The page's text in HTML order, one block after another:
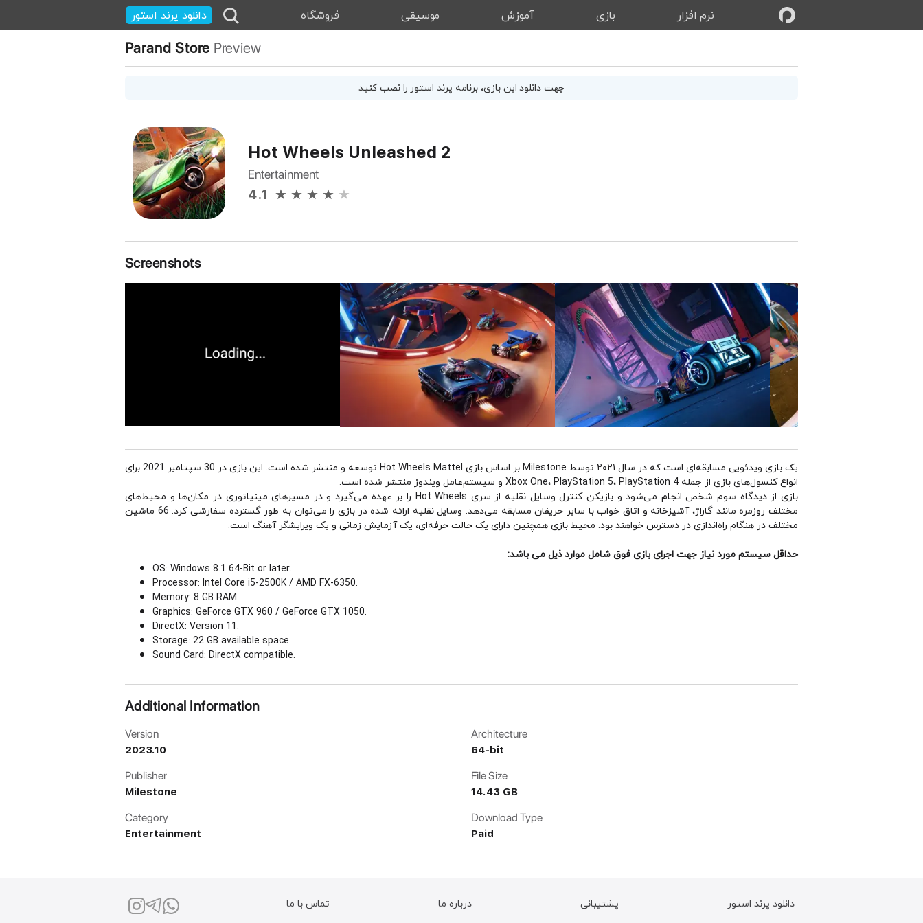
نرم‌ افزار بازی آموزش موسیقی فروشگاه دانلود پرند استور
Parand Store Preview
جهت دانلود اینبازی، برنامه پرند استور را نصب کنید
Hot Wheels Unleashed 2
Entertainment
4.1
Screenshots
یک بازی ویدئویی مسابقه‌ای است که در سال ۲۰۲۱ توسط Milestone بر اساس بازی Hot Wheels Mattel توسعه و منتشر شده است. این بازی در 30 سپتامبر 2021 برای
انواع کنسول‌های بازی از جمله Xbox One، PlayStation 5، PlayStation 4 و سیستم‌عامل ویندوز منتشر شده است.
بازی از دیدگاه سوم شخص انجام می‌شود و بازیکن کنترل وسایل نقلیه از سری Hot Wheels را بر عهده می‌گیرد و در مسیرهای مینیاتوری در مکان‌ها و محیط‌های
مختلف روزمره مانند گاراژ، آشپزخانه و اتاق خواب با سایر حریفان مسابقه می‌دهد. وسایل نقلیه ارائه شده در بازی را می‌توان به طور گسترده سفارشی کرد. 66 ماشین
مختلف در هنگام راه‌اندازی در دسترس خواهند بود. محیط بازی همچنین دارای یک حالت حرفه‌ای، یک آزمایش زمانی و یک ویرایشگر آهنگ است.
حداقل سیستم مورد نیاز جهت اجرای بازی فوق شامل موارد ذیل می باشد:
OS: Windows 8.1 64-Bit or later.
Processor: Intel Core i5-2500K / AMD FX-6350.
Memory: 8 GB RAM.
Graphics: GeForce GTX 960 / GeForce GTX 1050.
DirectX: Version 11.
Storage: 22 GB available space.
Sound Card: DirectX compatible.
Additional Information
Version
2023.10
Architecture
64-bit
Publisher
Milestone
File Size
14.43 GB
Category
Entertainment
Download Type
Paid
تماس با ما درباره ما پشتیبانی دانلود پرند استور